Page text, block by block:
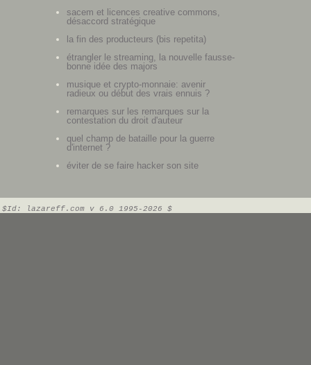
sacem et licences creative commons,
désaccord stratégique
la fin des producteurs (bis repetita)
étrangler le streaming, la nouvelle fausse-
bonne idée des majors
musique et crypto-monnaie: avenir
radieux ou début des vrais ennuis ?
remarques sur les remarques sur la
contestation du droit d'auteur
quel champ de bataille pour la guerre
d'internet ?
éviter de se faire hacker son site
$Id: lazareff.com v 6.0 1995-2026 $